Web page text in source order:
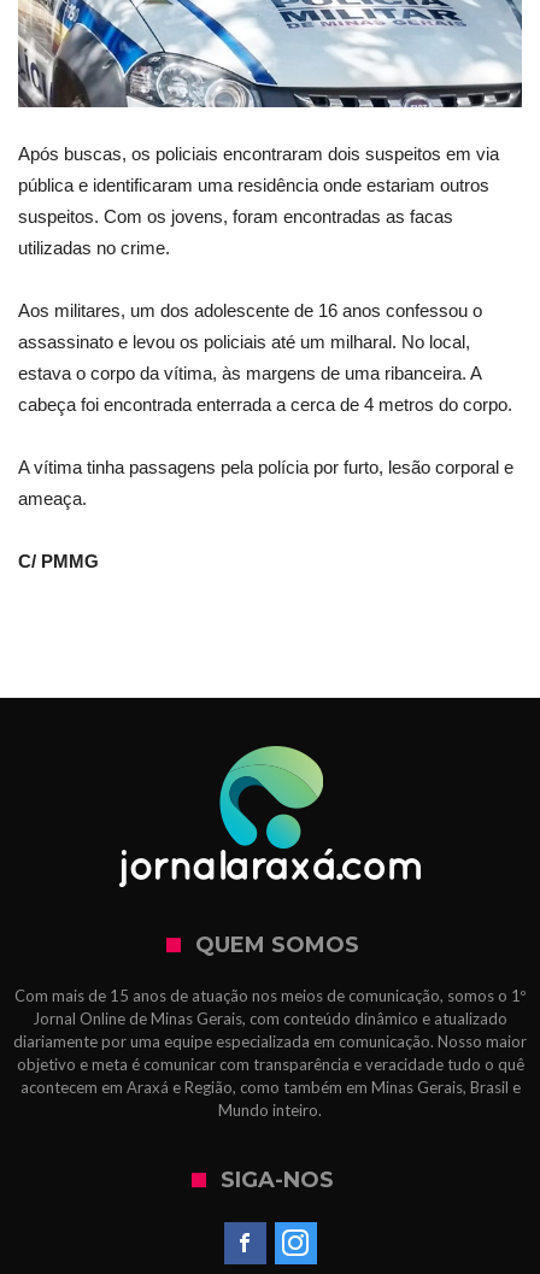
Após buscas, os policiais encontraram dois suspeitos em via
pública e identificaram uma residência onde estariam outros
suspeitos. Com os jovens, foram encontradas as facas
utilizadas no crime.
Aos militares, um dos adolescente de 16 anos confessou o
assassinato e levou os policiais até um milharal. No local,
estava o corpo da vítima, às margens de uma ribanceira. A
cabeça foi encontrada enterrada a cerca de 4 metros do corpo.
A vítima tinha passagens pela polícia por furto, lesão corporal e
ameaça.
C/ PMMG
QUEM SOMOS
Com mais de 15 anos de atuação nos meios de comunicação, somos o 1º
Jornal Online de Minas Gerais, com conteúdo dinâmico e atualizado
diariamente por uma equipe especializada em comunicação. Nosso maior
objetivo e meta é comunicar com transparência e veracidade tudo o quê
acontecem em Araxá e Região, como também em Minas Gerais, Brasil e
Mundo inteiro.
SIGA-NOS